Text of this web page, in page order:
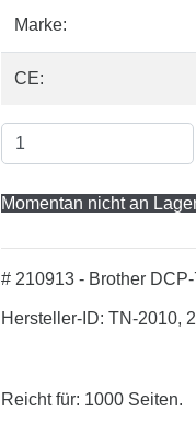
Marke:
CE:
Momentan nicht an
# 210913 - Brother
Hersteller-ID: TN-2010,
Reicht für: 1000 Seiten.